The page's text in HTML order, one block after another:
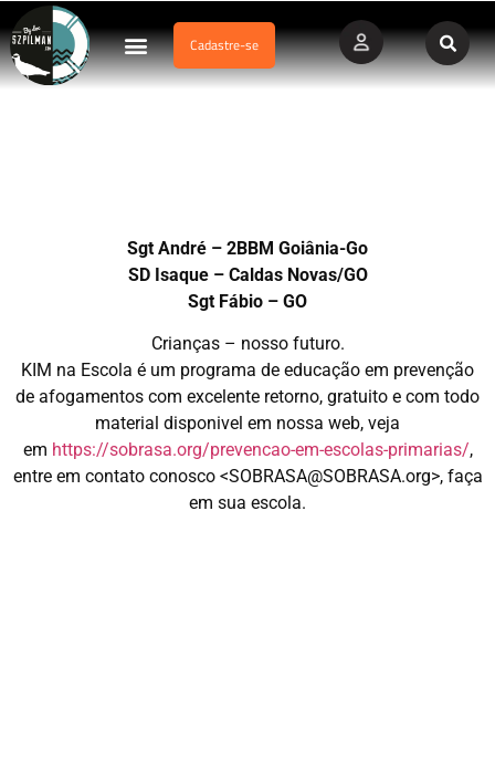
Cadastre-se
Corpo de Bombeiros de GOIAS avança na educação de
Sgt André – 2BBM Goiânia-Go
SD Isaque – Caldas Novas/GO
Sgt Fábio – GO
Crianças – nosso futuro.
KIM na Escola é um programa de educação em prevenção
de afogamentos com excelente retorno, gratuito e com todo
material disponivel em nossa web, veja
em https://sobrasa.org/prevencao-em-escolas-primarias/,
entre em contato conosco <SOBRASA@SOBRASA.org>, faça
em sua escola.